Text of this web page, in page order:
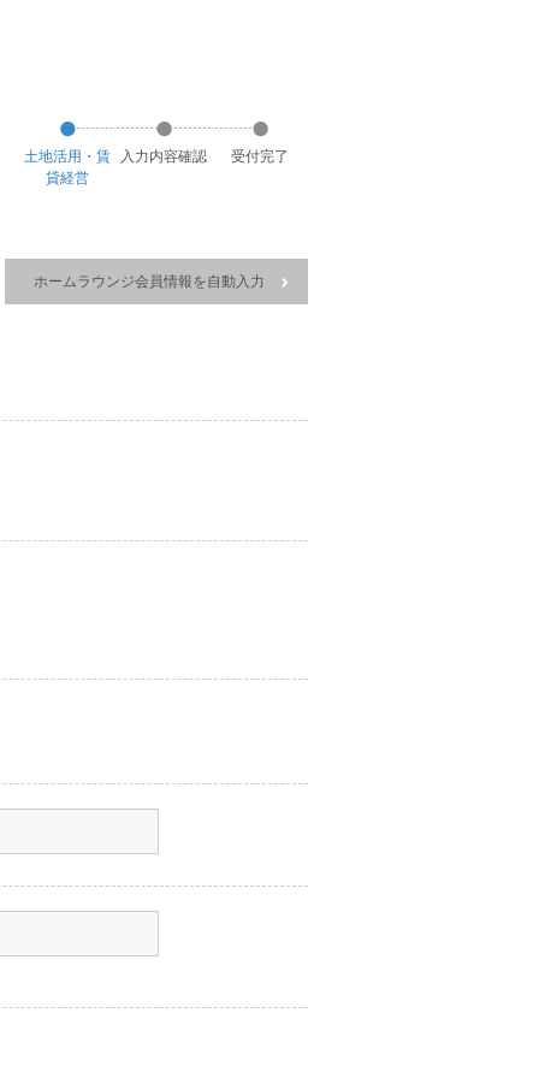
土地活用・賃
貸経営
入力内容確認 受付完了
ホームラウンジ会員情報を自動入力